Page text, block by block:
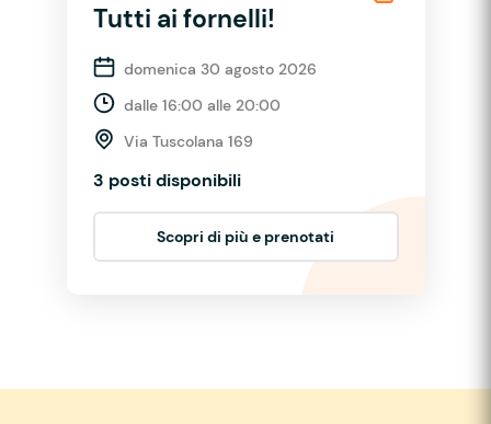
Tutti ai fornelli!
domenica 30 agosto 2026
dalle 16:00 alle 20:00
Via Tuscolana 169
3 posti disponibili
Scopri di più e prenotati